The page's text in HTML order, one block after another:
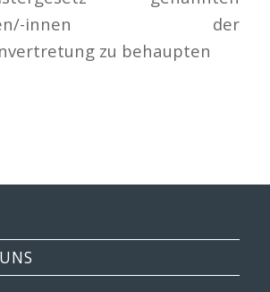
innen der
zu behaupten